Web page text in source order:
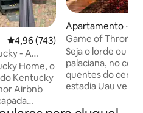
4,96 de uma avaliação média de
4,96 (743)
- A
LEX!Home, o
Kentucky
Apartamento ⋅
Game of
Seja o lorde ou a
palaciana, no
quentes do
estadia Uau vem
favorita. • Cama de madeira king-size